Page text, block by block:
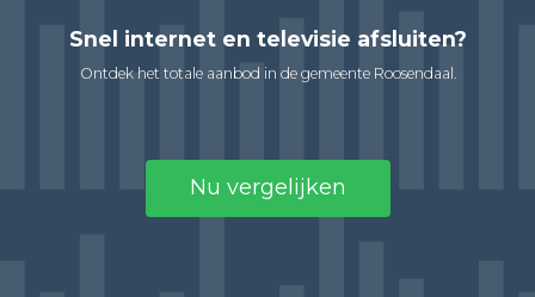
Snel internet en televisie afsluiten?
Ontdek het totale aanbod in de gemeente Roosendaal.
Nu vergelijken